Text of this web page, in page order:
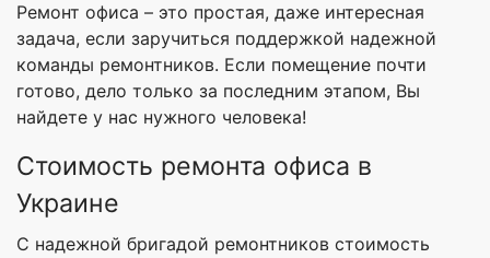
Ремонт офиса – это простая, даже интересная
задача, если заручиться поддержкой надежной
команды ремонтников. Если помещение почти
готово, дело только за последним этапом, Вы
найдете у нас нужного человека!
Стоимость ремонта офиса в
Украине
С надежной бригадой ремонтников стоимость